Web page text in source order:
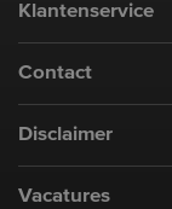
Klantenservice
Contact
Disclaimer
Vacatures